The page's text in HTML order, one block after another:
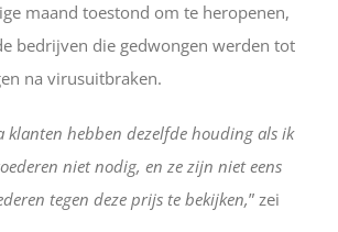
maand toestond om te heropenen,
bedrijven die gedwongen werden tot
na virusuitbraken.
klanten hebben dezelfde houding als ik
niet nodig, en ze zijn niet eens
tegen deze prijs te bekijken,” zei